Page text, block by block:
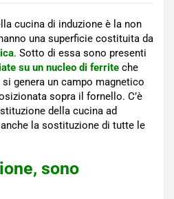
cucina di induzione è la non
una superficie costituita da
. Sotto di essa sono presenti
su un nucleo di ferrite che
genera un campo magnetico
sopra il fornello. C’è
della cucina ad
la sostituzione di tutte le
sono